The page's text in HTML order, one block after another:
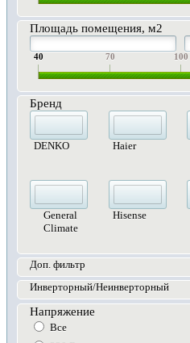
Площадь помещения, м2
40 70 100
Бренд
DENKO
General
Climate
Haier
Hisense
Доп. фильтр
Инверторный/Неинверторный
Напряжение
Все